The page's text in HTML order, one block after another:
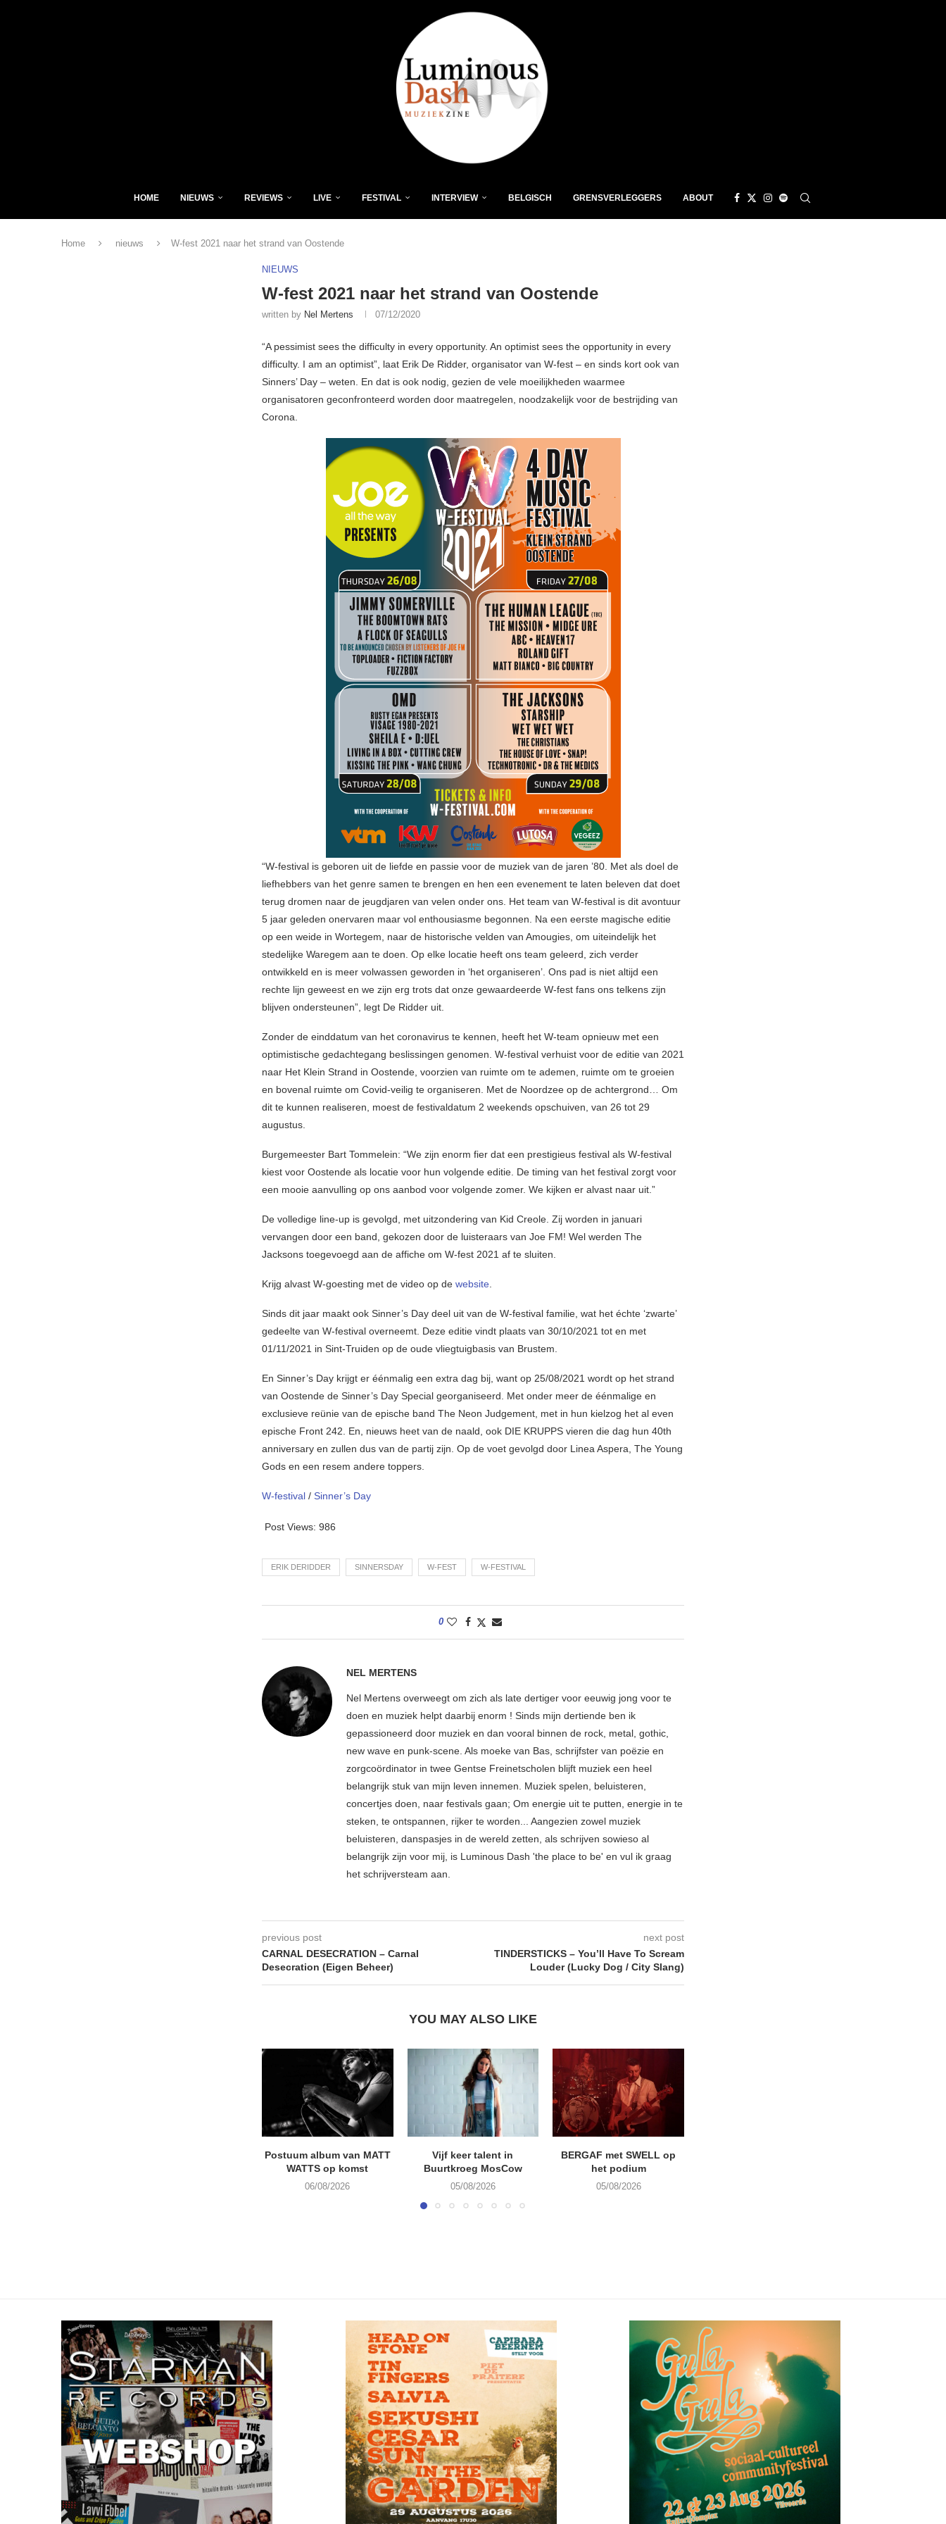
HOME NIEUWS REVIEWS LIVE FESTIVAL INTERVIEW BELGISCH GRENSVERLEGGERS ABOUT
Home nieuws W-fest 2021 naar het strand van Oostende
NIEUWS
W-fest 2021 naar het strand van Oostende
written by Nel Mertens 07/12/2020
“A pessimist sees the difficulty in every opportunity. An optimist sees the opportunity in every
difficulty. I am an optimist”, laat Erik De Ridder, organisator van W-fest – en sinds kort ook van
Sinners’ Day – weten. En dat is ook nodig, gezien de vele moeilijkheden waarmee
organisatoren geconfronteerd worden door maatregelen, noodzakelijk voor de bestrijding van
Corona.
“W-festival is geboren uit de liefde en passie voor de muziek van de jaren ’80. Met als doel de
liefhebbers van het genre samen te brengen en hen een evenement te laten beleven dat doet
terug dromen naar de jeugdjaren van velen onder ons. Het team van W-festival is dit avontuur
5 jaar geleden onervaren maar vol enthousiasme begonnen. Na een eerste magische editie
op een weide in Wortegem, naar de historische velden van Amougies, om uiteindelijk het
stedelijke Waregem aan te doen. Op elke locatie heeft ons team geleerd, zich verder
ontwikkeld en is meer volwassen geworden in ‘het organiseren’. Ons pad is niet altijd een
rechte lijn geweest en we zijn erg trots dat onze gewaardeerde W-fest fans ons telkens zijn
blijven ondersteunen”, legt De Ridder uit.
Zonder de einddatum van het coronavirus te kennen, heeft het W-team opnieuw met een
optimistische gedachtegang beslissingen genomen. W-festival verhuist voor de editie van 2021
naar Het Klein Strand in Oostende, voorzien van ruimte om te ademen, ruimte om te groeien
en bovenal ruimte om Covid-veilig te organiseren. Met de Noordzee op de achtergrond… Om
dit te kunnen realiseren, moest de festivaldatum 2 weekends opschuiven, van 26 tot 29
augustus.
Burgemeester Bart Tommelein: “We zijn enorm fier dat een prestigieus festival als W-festival
kiest voor Oostende als locatie voor hun volgende editie. De timing van het festival zorgt voor
een mooie aanvulling op ons aanbod voor volgende zomer. We kijken er alvast naar uit.”
De volledige line-up is gevolgd, met uitzondering van Kid Creole. Zij worden in januari
vervangen door een band, gekozen door de luisteraars van Joe FM! Wel werden The
Jacksons toegevoegd aan de affiche om W-fest 2021 af te sluiten.
Krijg alvast W-goesting met de video op de website.
Sinds dit jaar maakt ook Sinner’s Day deel uit van de W-festival familie, wat het échte ‘zwarte’
gedeelte van W-festival overneemt. Deze editie vindt plaats van 30/10/2021 tot en met
01/11/2021 in Sint-Truiden op de oude vliegtuigbasis van Brustem.
En Sinner’s Day krijgt er éénmalig een extra dag bij, want op 25/08/2021 wordt op het strand
van Oostende de Sinner’s Day Special georganiseerd. Met onder meer de éénmalige en
exclusieve reünie van de epische band The Neon Judgement, met in hun kielzog het al even
epische Front 242. En, nieuws heet van de naald, ook DIE KRUPPS vieren die dag hun 40th
anniversary en zullen dus van de partij zijn. Op de voet gevolgd door Linea Aspera, The Young
Gods en een resem andere toppers.
W-festival / Sinner’s Day
Post Views: 986
ERIK DERIDDER SINNERSDAY W-FEST W-FESTIVAL
0
NEL MERTENS
Nel Mertens overweegt om zich als late dertiger voor eeuwig jong voor te
doen en muziek helpt daarbij enorm ! Sinds mijn dertiende ben ik
gepassioneerd door muziek en dan vooral binnen de rock, metal, gothic,
new wave en punk-scene. Als moeke van Bas, schrijfster van poëzie en
zorgcoördinator in twee Gentse Freinetscholen blijft muziek een heel
belangrijk stuk van mijn leven innemen. Muziek spelen, beluisteren,
concertjes doen, naar festivals gaan; Om energie uit te putten, energie in te
steken, te ontspannen, rijker te worden... Aangezien zowel muziek
beluisteren, danspasjes in de wereld zetten, als schrijven sowieso al
belangrijk zijn voor mij, is Luminous Dash 'the place to be' en vul ik graag
het schrijversteam aan.
previous post
CARNAL DESECRATION – Carnal
Desecration (Eigen Beheer)
next post
TINDERSTICKS – You’ll Have To Scream
Louder (Lucky Dog / City Slang)
YOU MAY ALSO LIKE
Postuum album van MATT
WATTS op komst
06/08/2026
Vijf keer talent in
Buurtkroeg MosCow
05/08/2026
BERGAF met SWELL op
het podium
05/08/2026